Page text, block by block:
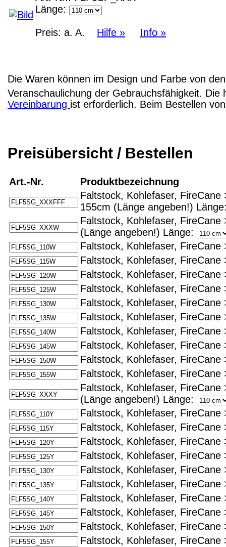
Länge:
Preis: a. A. Hilfe » Info »
Die Waren können im Design und Farbe von
Veranschaulichung der Gebrauchsfähigkeit.
Vereinbarung ist erforderlich. Beim Bestellen
Preisübersicht / Bestellen
Art.-Nr.
Produktbezeichnung
Faltstock, Kohlefaser,
155cm (Länge angeben!)
Faltstock, Kohlefaser,
(Länge angeben!) Länge:
Faltstock, Kohlefaser,
Faltstock, Kohlefaser,
Faltstock, Kohlefaser,
Faltstock, Kohlefaser,
Faltstock, Kohlefaser,
Faltstock, Kohlefaser,
Faltstock, Kohlefaser,
Faltstock, Kohlefaser,
Faltstock, Kohlefaser,
Faltstock, Kohlefaser,
Faltstock, Kohlefaser,
(Länge angeben!) Länge:
Faltstock, Kohlefaser,
Faltstock, Kohlefaser,
Faltstock, Kohlefaser,
Faltstock, Kohlefaser,
Faltstock, Kohlefaser,
Faltstock, Kohlefaser,
Faltstock, Kohlefaser,
Faltstock, Kohlefaser,
Faltstock, Kohlefaser,
Faltstock, Kohlefaser,